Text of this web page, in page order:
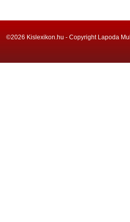
©2026 Kislexikon.hu - Copyright Lapoda